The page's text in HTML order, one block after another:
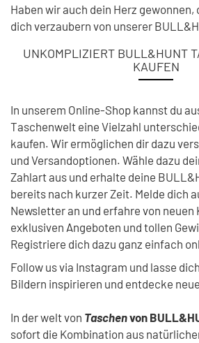
Haben wir auch dein Herz gewonnen,
dich verzaubern von unserer
UNKOMPLIZIERT BULL&HUNT
KAUFEN
In unserem Online-Shop kannst du
Taschenwelt eine Vielzahl
kaufen. Wir ermöglichen dir dazu
und Versandoptionen. Wähle dazu
Zahlart aus und erhalte deine
bereits nach kurzer Zeit. Melde dich
Newsletter an und erfahre von neuen
exklusiven Angeboten und tollen
Registriere dich dazu ganz einfach
Follow us via Instagram und lasse
Bildern inspirieren und entdecke
In der welt von Taschenvon
sofort die Kombination aus